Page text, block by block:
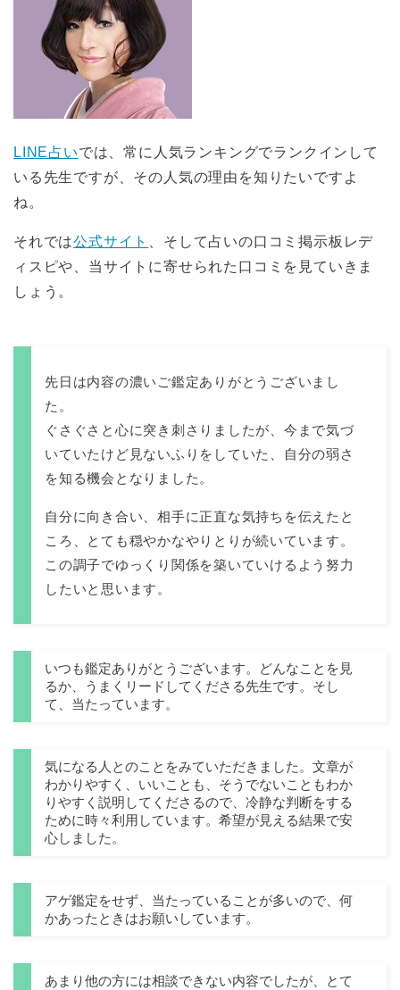
LINE占いでは、常に人気ランキングでランクインして
いる先生ですが、その人気の理由を知りたいですよ
ね。
それでは公式サイト
、そして占いの口コミ掲示板レデ
ィスピや、当サイトに寄せられた口コミを見ていきま
しょう。
先日は内容の濃いご鑑定ありがとうございまし
た。
ぐさぐさと心に突き刺さりましたが、今まで気づ
いていたけど見ないふりをしていた、自分の弱さ
を知る機会となりました。
自分に向き合い、相手に正直な気持ちを伝えたと
ころ、とても穏やかなやりとりが続いています。
この調子でゆっくり関係を築いていけるよう努力
したいと思います。
いつも鑑定ありがとうございます。どんなことを見
るか、うまくリードしてくださる先生です。そし
て、当たっています。
気になる人とのことをみていただきました。文章が
わかりやすく、いいことも、そうでないこともわか
りやすく説明してくださるので、冷静な判断をする
ために時々利用しています。希望が見える結果で安
心しました。
アゲ鑑定をせず、当たっていることが多いので、何
かあったときはお願いしています。
あまり他の方には相談できない内容でしたが、とて